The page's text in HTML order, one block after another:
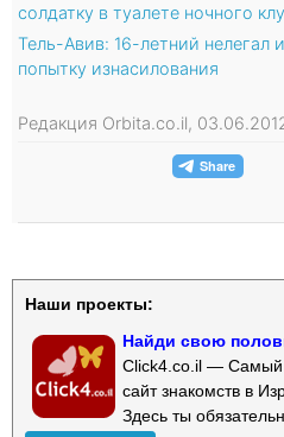
солдатку в туалете ночного
Тель-Авив: 16-летний нелегал
попытку изнасилования
Редакция Orbita.co.il,
Наши проекты:
Найди свою
Click4.co.il —
сайт знакомств в
Здесь ты